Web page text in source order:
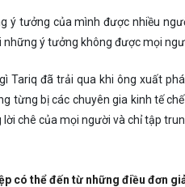
ý tưởng của mình được nhiều
những ý tưởng không được mọi
Tariq đã trải qua khi ông xuất
từng bị các chuyên gia kinh tế
lời chê của mọi người và chỉ tập
có thể đến từ những điều đơn